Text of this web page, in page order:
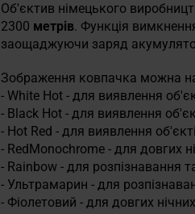
Об'єктив німецького
2300 метрів. Функція
заощаджуючи заряд
Зображення ковпачка можна
- White Hot - для виявлення
- Black Hot - для виявлення
- Hot Red - для виявлення
- RedMonochrome - для довгих
- Rainbow - для розпізнавання
- Ультрамарин - для
- Фіолетовий - для довгих